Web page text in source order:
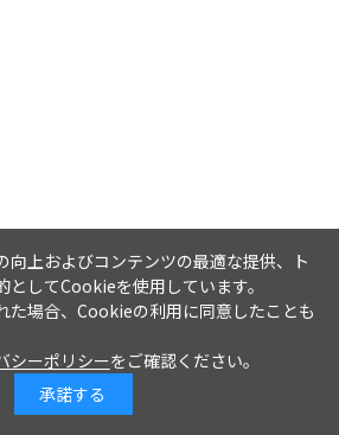
向上およびコンテンツの最適な提供、ト
としてCookieを使用しています。
た場合、Cookieの利用に同意したことも
シーポリシーをご確認ください。
承諾する